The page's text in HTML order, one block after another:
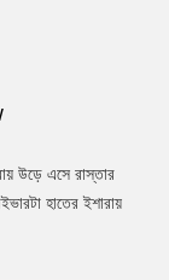
উড়ে এসে রাস্তার
হাতের ইশারায়
কিন্তু কালো